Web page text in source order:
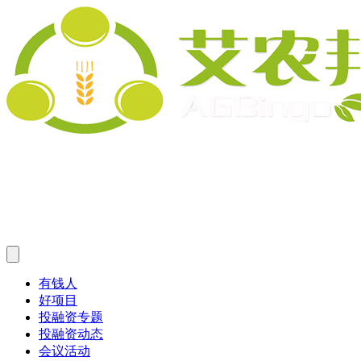
有钱人
好项目
投融资专题
投融资动态
会议活动